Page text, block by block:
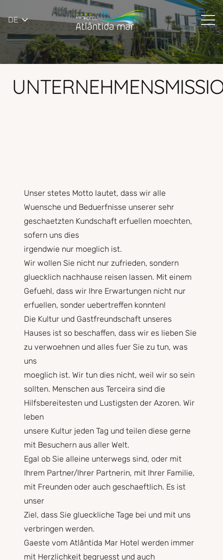
DE
Unser stetes Motto lautet, dass wir alle
Wuensche und Beduerfnisse unserer sehr
geschaetzten Kundschaft erfuellen moechten,
sofern uns dies
irgendwie nur moeglich ist.
Wir wollen Sie nicht nur zufrieden, sondern
gluecklich nachhause reisen lassen. Mit einem
Gefuehl, dass wir Ihre Erwartungen nicht nur
erfuellen, sonder uebertreffen konnten!
Die Kultur und Gastfreundschaft unseres
Hauses ist so beschaffen, dass wir es lieben Sie
zu verwoehnen und alles fuer Sie zu tun, was
uns
moeglich ist. Wir tun dies nicht, weil wir so sein
sollten. Menschen aus Terceira sind die
Hilfsbereitesten und Lustigsten der Azoren. Wir
leben
unsere Kultur jeden Tag und teilen diese gerne
mit Besuchern aus aller Welt.
Egal ob Sie alleine unterwegs sind, oder mit
Ihrem Partner/Ihrer Partnerin, mit Ihrer Familie,
mit Freunden oder auch geschaeftlich. Es ist
unser
Ziel, dass Sie glueckliche Tage bei und mit uns
verbringen werden.
Gaeste vom Atlântida Mar Hotel werden immer
mit Herzlichkeit begruesst und auch